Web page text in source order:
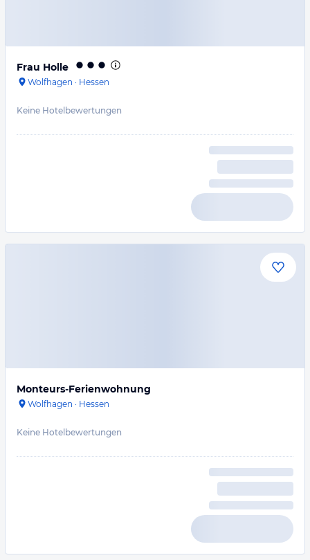
Frau Holle
Wolfhagen · Hessen
Keine Hotelbewertungen
Monteurs-Ferienwohnung
Wolfhagen · Hessen
Keine Hotelbewertungen